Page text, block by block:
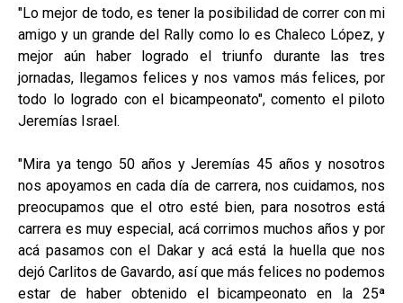
"Lo mejor de todo, es tener la posibilidad de correr con mi
amigo y un grande del Rally como lo es Chaleco López, y
mejor aún haber logrado el triunfo durante las tres
jornadas, llegamos felices y nos vamos más felices, por
todo lo logrado con el bicampeonato", comento el piloto
Jeremías Israel.
"Mira ya tengo 50 años y Jeremías 45 años y nosotros
nos apoyamos en cada día de carrera, nos cuidamos, nos
preocupamos que el otro esté bien, para nosotros está
carrera es muy especial, acá corrimos muchos años y por
acá pasamos con el Dakar y acá está la huella que nos
dejó Carlitos de Gavardo, así que más felices no podemos
estar de haber obtenido el bicampeonato en la 25ª